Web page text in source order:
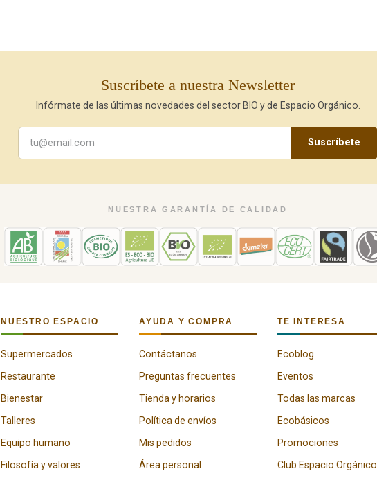
Suscríbete a nuestra Newsletter
Infórmate de las últimas novedades del sector BIO y de Espacio Orgánico.
Suscríbete
NUESTRA GARANTÍA DE CALIDAD
NUESTRO ESPACIO
Supermercados
Restaurante
Bienestar
Talleres
Equipo humano
Filosofía y valores
AYUDA Y COMPRA
Contáctanos
Preguntas frecuentes
Tienda y horarios
Política de envíos
Mis pedidos
Área personal
TE INTERESA
Ecoblog
Eventos
Todas las marcas
Ecobásicos
Promociones
Club Espacio Orgánico